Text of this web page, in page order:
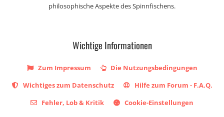
philosophische Aspekte des Spinnfischens.
Wichtige Informationen
Zum Impressum
Die Nutzungsbedingungen
Wichtiges zum Datenschutz
Hilfe zum Forum - F.A.Q.
Fehler, Lob & Kritik
Cookie-Einstellungen